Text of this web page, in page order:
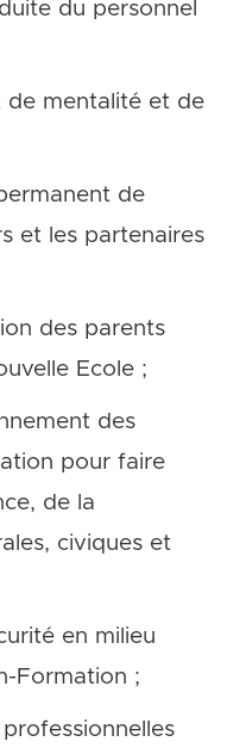
du personnel
de mentalité et de
de
et les partenaires
des parents
Ecole ;
des
pour faire
de la
civiques et
en milieu
Formation ;